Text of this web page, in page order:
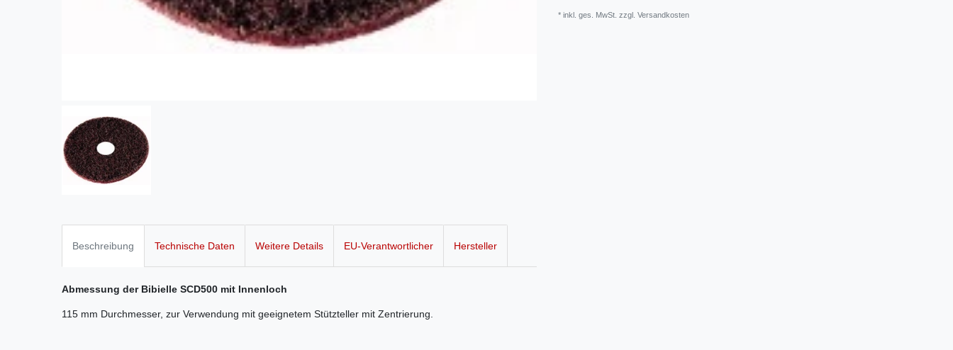
* inkl. ges. MwSt. zzgl. Versandkosten
Beschreibung Technische Daten Weitere Details EU-Verantwortlicher Hersteller
Abmessung der Bibielle SCD500 mit Innenloch
115 mm Durchmesser, zur Verwendung mit geeignetem Stützteller mit Zentrierung.